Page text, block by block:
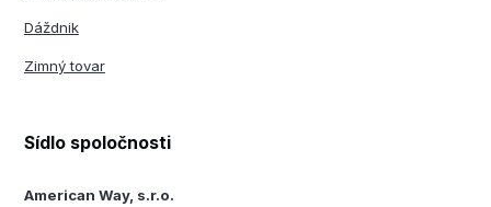
Dáždnik
Zimný tovar
Sídlo spoločnosti
American Way, s.r.o.